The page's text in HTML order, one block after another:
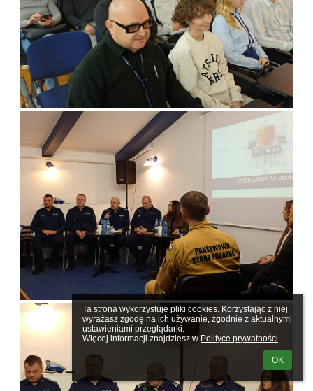
Ta strona wykorzystuje pliki cookies. Korzystając z niej
wyrażasz zgodę na ich używanie, zgodnie z aktualnymi
ustawieniami przeglądarki.
Więcej informacji znajdziesz w Polityce prywatności.
OK